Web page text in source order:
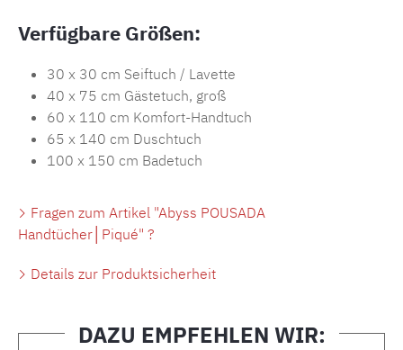
Verfügbare Größen:
30 x 30 cm Seiftuch / Lavette
40 x 75 cm Gästetuch, groß
60 x 110 cm Komfort-Handtuch
65 x 140 cm Duschtuch
100 x 150 cm Badetuch
Fragen zum Artikel "Abyss POUSADA
Handtücher│Piqué" ?
Details zur Produktsicherheit
DAZU EMPFEHLEN WIR: